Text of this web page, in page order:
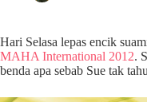
Hari Selasa lepas encik
MAHA International 2012.
benda apa sebab Sue tak